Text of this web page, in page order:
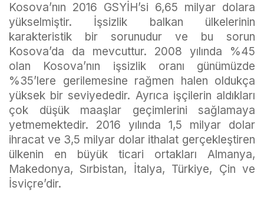
Kosova’nın 2016 GSYİH’si 6,65 milyar dolara
yükselmiştir. İşsizlik balkan ülkelerinin
karakteristik bir sorunudur ve bu sorun
Kosova’da da mevcuttur. 2008 yılında %45
olan Kosova’nın işsizlik oranı günümüzde
%35’lere gerilemesine rağmen halen oldukça
yüksek bir seviyededir. Ayrıca işçilerin aldıkları
çok düşük maaşlar geçimlerini sağlamaya
yetmemektedir. 2016 yılında 1,5 milyar dolar
ihracat ve 3,5 milyar dolar ithalat gerçekleştiren
ülkenin en büyük ticari ortakları Almanya,
Makedonya, Sırbistan, İtalya, Türkiye, Çin ve
İsviçre’dir.